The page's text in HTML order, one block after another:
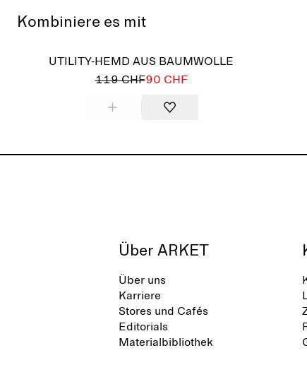
Kombiniere es mit
UTILITY-HEMD AUS BAUMWOLLE
119 CHF90 CHF
Über ARKET
Über uns
Karriere
Stores und Cafés
Editorials
Materialbibliothek